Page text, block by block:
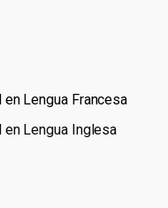
Lengua Francesa
Lengua Inglesa